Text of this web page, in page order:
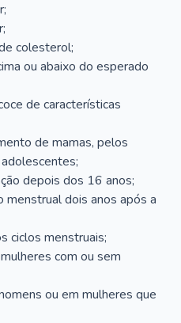
colesterol;
ou abaixo do esperado
de características
de mamas, pelos
depois dos 16 anos;
menstrual dois anos após a
ciclos menstruais;
com ou sem
ou em mulheres que